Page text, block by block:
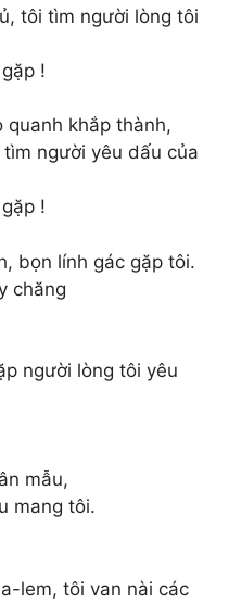
tôi tìm người lòng tôi
!
khắp thành,
người yêu dấu của
!
bọn lính gác gặp tôi.
chăng
người lòng tôi yêu
mẫu,
mang tôi.
lem, tôi van nài các